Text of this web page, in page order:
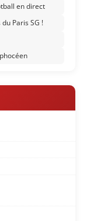
en direct
Paris SG !